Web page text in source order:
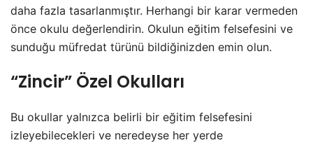
daha fazla tasarlanmıştır. Herhangi bir karar vermeden
önce okulu değerlendirin. Okulun eğitim felsefesini ve
sunduğu müfredat türünü bildiğinizden emin olun.
“Zincir” Özel Okulları
Bu okullar yalnızca belirli bir eğitim felsefesini
izleyebilecekleri ve neredeyse her yerde